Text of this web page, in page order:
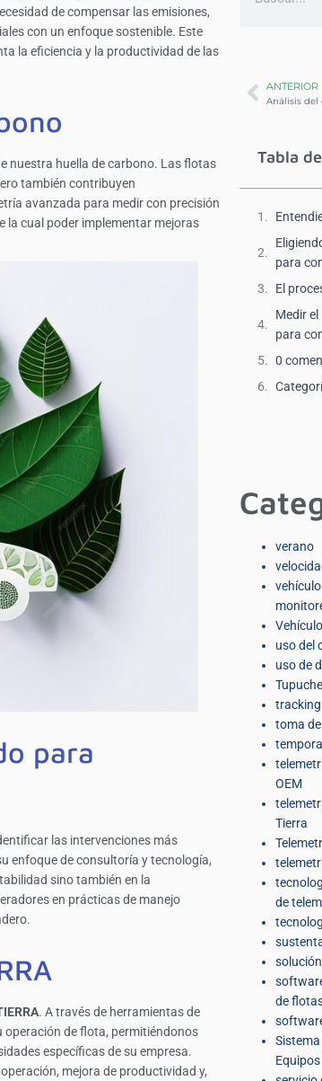
de compensar las emisiones,
con un enfoque sostenible. Este
la eficiencia y la productividad de las
nuestra huella de carbono. Las flotas
también contribuyen
avanzada para medir con precisión
la cual poder implementar mejoras
para
las intervenciones más
enfoque de consultoría y tecnología,
sino también en la
en prácticas de manejo
. A través de herramientas de
operación de flota, permitiéndonos
específicas de su empresa.
mejora de productividad y,
ANTERIOR
Tabla
para
El
Medir
para
0
verano
uso del
uso de
toma
OEM
Tierra
de
de
Equipos